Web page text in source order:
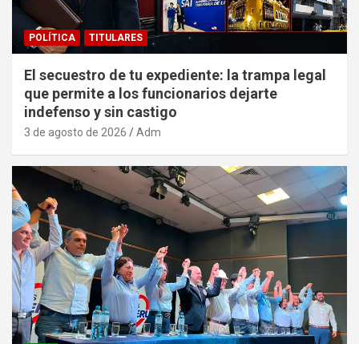
POLÍTICA TITULARES
El secuestro de tu expediente: la trampa legal
que permite a los funcionarios dejarte
indefenso y sin castigo
3 de agosto de 2026 Adm